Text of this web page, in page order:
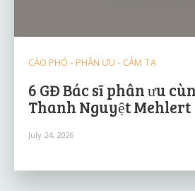
CÁO PHÓ - PHÂN ƯU - CẢM TẠ
6 GĐ Bác sĩ phân ưu
Thanh Nguyệt Mehlert
July 24, 2026